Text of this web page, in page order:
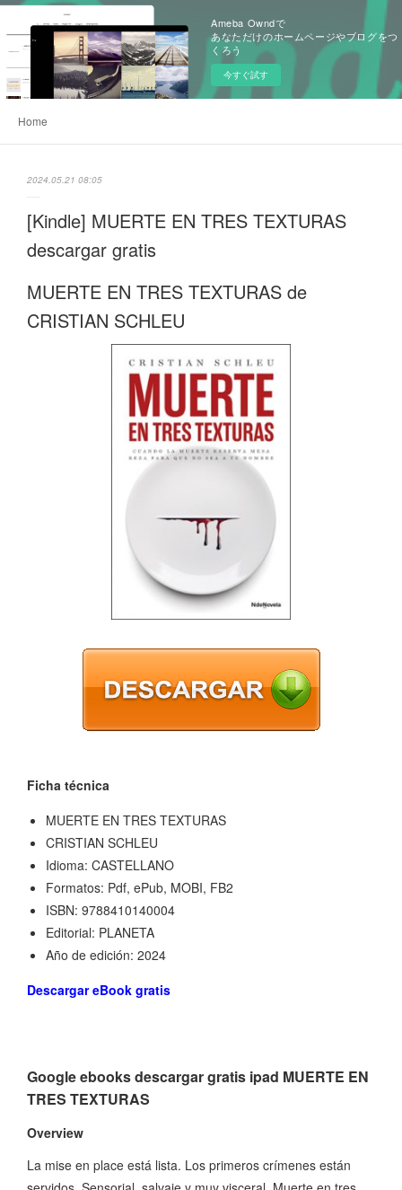
Ameba Owndで
あなただけのホームページやブログをつ
くろう
今すぐ試す
Home
2024.05.21 08:05
[Kindle] MUERTE EN TRES TEXTURAS
descargar gratis
MUERTE EN TRES TEXTURAS de
CRISTIAN SCHLEU
Ficha técnica
MUERTE EN TRES TEXTURAS
CRISTIAN SCHLEU
Idioma: CASTELLANO
Formatos: Pdf, ePub, MOBI, FB2
ISBN: 9788410140004
Editorial: PLANETA
Año de edición: 2024
Descargar eBook gratis
Google ebooks descargar gratis ipad MUERTE EN
TRES TEXTURAS
Overview
La mise en place está lista. Los primeros crímenes están